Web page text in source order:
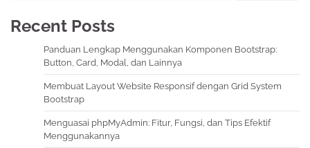
Recent Posts
Panduan Lengkap Menggunakan Komponen Bootstrap:
Button, Card, Modal, dan Lainnya
Membuat Layout Website Responsif dengan Grid System
Bootstrap
Menguasai phpMyAdmin: Fitur, Fungsi, dan Tips Efektif
Menggunakannya